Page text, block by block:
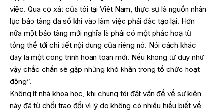
việc. Qua cọ xát của tôi tại Việt Nam, thực sự là nguồn nhân
lực bảo tàng đa số khi vào làm việc phải đào tạo lại. Hơn
nữa một bảo tàng mới nghĩa là phải có một phác hoạ từ
tổng thể tới chi tiết nội dung của riêng nó. Nói cách khác
đây là một công trình hoàn toàn mới. Nếu không tư duy như
vậy chắc chắn sẽ gặp những khó khăn trong tổ chức hoạt
động”.
Không ít nhà khoa học, khi chúng tôi đặt vấn đề về sự kiện
này đã từ chối trao đổi vì lý do không có nhiều hiểu biết về